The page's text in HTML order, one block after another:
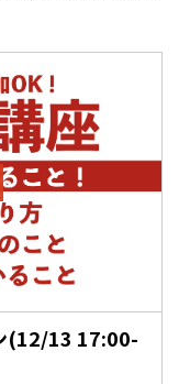
(12/13 17:00-